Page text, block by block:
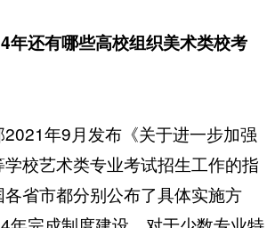
年还有哪些高校组织美术类校考
年9月发布《关于进一步加强
校艺术类专业考试招生工作的指
省市都分别公布了具体实施方